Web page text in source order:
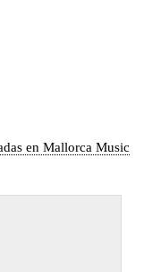
en Mallorca Music